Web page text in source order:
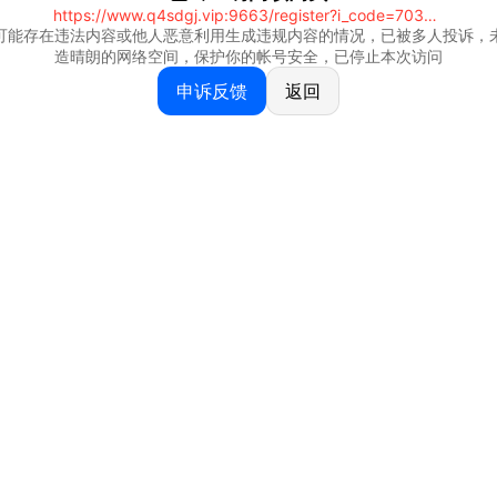
https://www.q4sdgj.vip:9663/register?i_code=70328081
能存在违法内容或他人恶意利用生成违规内容的情况，已被多人投诉，
造晴朗的网络空间，保护你的帐号安全，已停止本次访问
申诉反馈 返回